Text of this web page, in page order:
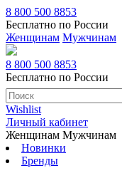
8 800 500 8853
Бесплатно по России
Женщинам Мужчинам
8 800 500 8853
Бесплатно по России
Wishlist
Личный кабинет
Женщинам Мужчинам
Новинки
Бренды